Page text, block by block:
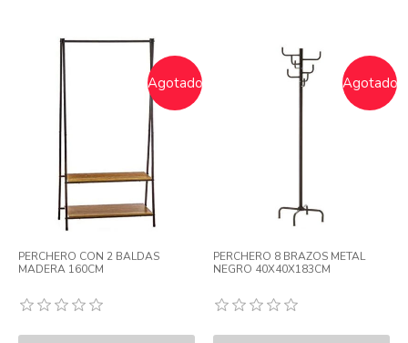
Agotado
PERCHERO CON 2 BALDAS
MADERA 160CM
Agotado
PERCHERO 8 BRAZOS METAL
NEGRO 40X40X183CM